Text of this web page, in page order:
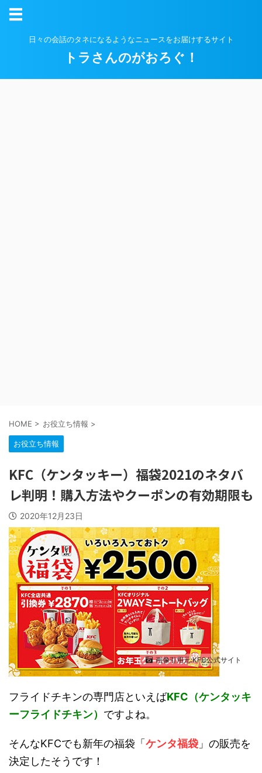
日々の会話のタネになるようなニュースをお届けするサイト
トラさんのがおろぐ！
HOME > お役立ち情報 >
お役立ち情報
KFC（ケンタッキー）福袋2021のネタバ
レ判明！購入方法やクーポンの有効期限も
2020年12月23日
画像引用元:KFC公式サイト
フライドチキンの専門店といえばKFC（ケンタッキ
ーフライドチキン） ですよね。
そんなKFCでも新年の福袋「 ケンタ福袋 」の販売を
決定したそうです！